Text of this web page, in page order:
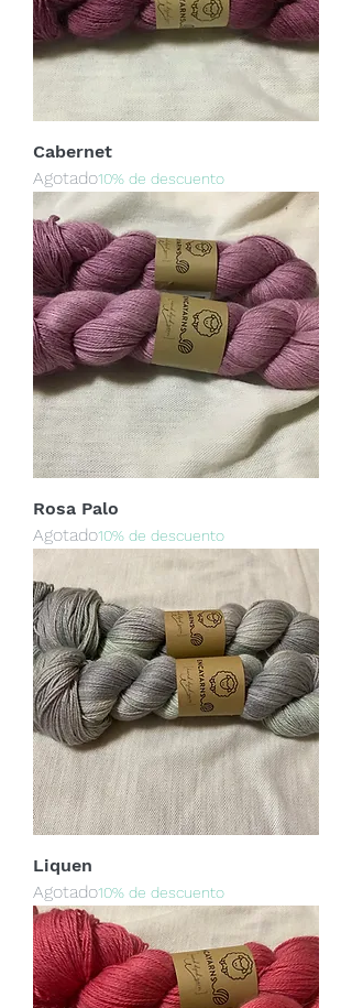
Cabernet
Agotado10% de descuento
Rosa Palo
Agotado10% de descuento
Liquen
Agotado10% de descuento